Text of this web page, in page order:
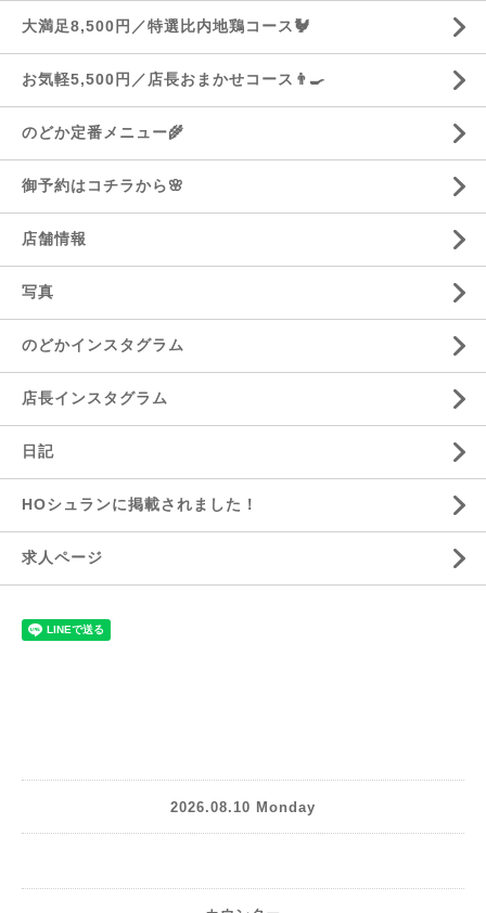
大満足8,500円／特選比内地鶏コース🐓
お気軽5,500円／店長おまかせコース👨‍🍳
のどか定番メニュー🌾
御予約はコチラから🌸
店舗情報
写真
のどかインスタグラム
店長インスタグラム
日記
HOシュランに掲載されました！
求人ページ
2026.08.10 Monday